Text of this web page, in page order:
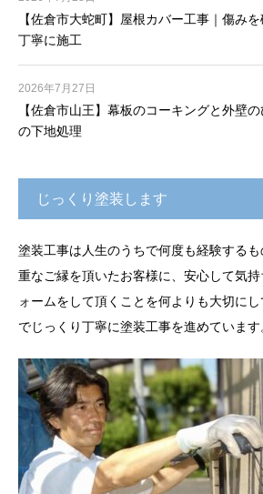
【佐倉市大蛇町】屋根カバー工事｜傷み
丁寧に施工
【佐倉市山王】幕板のコーキングと外壁
の下地処理
2026年7月27日
じっくり塗装します
塗装工事は人生のうちで何度も経験する
重なご縁を頂いたお客様に、安心して気
ォームをして頂くことを何よりも大切に
でじっくり丁寧に塗装工事を進めていま